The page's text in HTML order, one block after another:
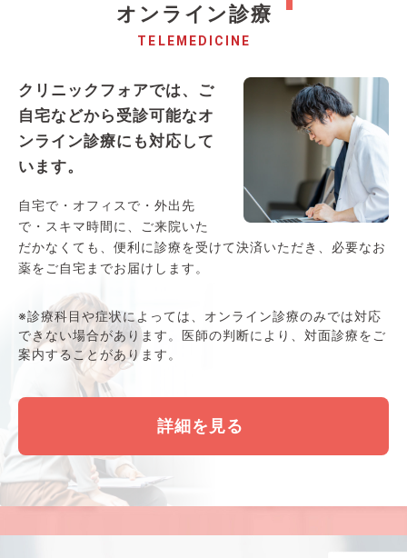
オンライン診療
TELEMEDICINE
クリニックフォアでは、ご
自宅などから受診可能なオ
ンライン診療にも対応して
います。
自宅で・オフィスで・外出先
で・スキマ時間に、ご来院いた
だかなくても、便利に診療を受けて決済いただき、必要なお
薬をご自宅までお届けします。
※診療科目や症状によっては、オンライン診療のみでは対応
できない場合があります。医師の判断により、対面診療をご
案内することがあります。
詳細を見る